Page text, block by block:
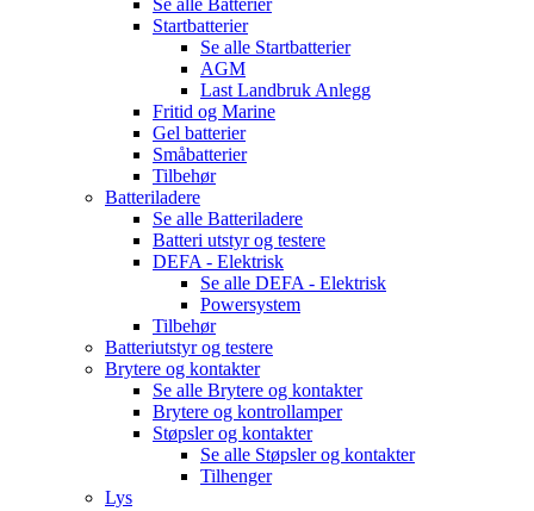
Startbatterier
Se alle Startbatterier
AGM
Last Landbruk Anlegg
Fritid og Marine
Gel batterier
Småbatterier
Tilbehør
Batteriladere
Se alle Batteriladere
Batteri utstyr og testere
DEFA - Elektrisk
Se alle DEFA - Elektrisk
Powersystem
Tilbehør
Batteriutstyr og testere
Brytere og kontakter
Se alle Brytere og kontakter
Brytere og kontrollamper
Støpsler og kontakter
Se alle Støpsler og kontakter
Tilhenger
Lys